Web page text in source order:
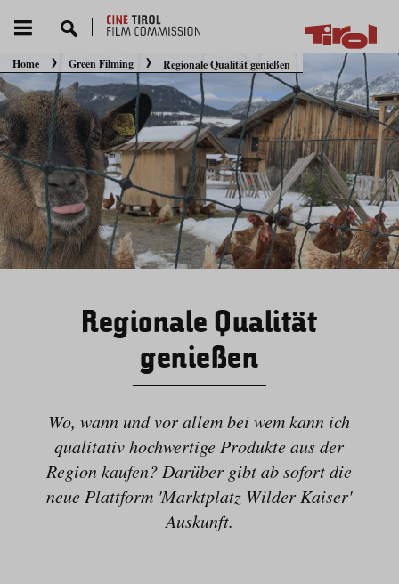
Sie befinden sich hier:
Home Green Filming Regionale Qualität genießen
Regionale Qualität
genießen
Wo, wann und vor allem bei wem kann ich
qualitativ hochwertige Produkte aus der
Region kaufen? Darüber gibt ab sofort die
neue Plattform 'Marktplatz Wilder Kaiser'
Auskunft.